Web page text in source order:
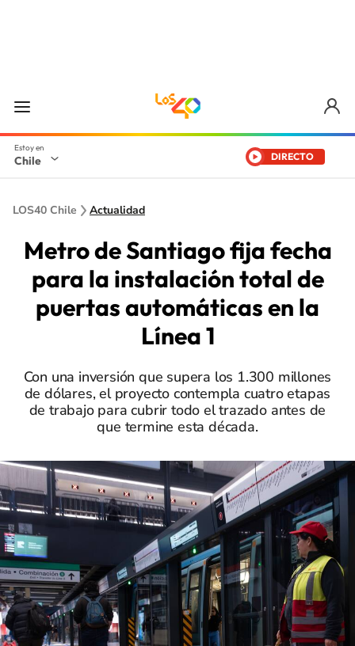
Chile DIRECTO
LOS40 Chile Actualidad
Metro de Santiago fija fecha
para la instalación total de
puertas automáticas en la
Línea 1
Con una inversión que supera los 1.300 millones
de dólares, el proyecto contempla cuatro etapas
de trabajo para cubrir todo el trazado antes de
que termine esta década.